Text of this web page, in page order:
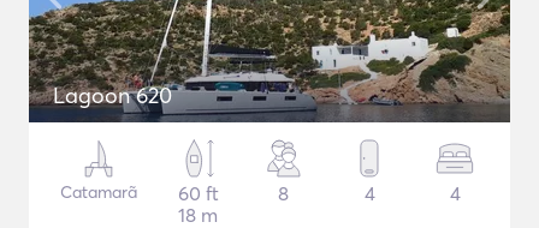
Lagoon 620
Catamarã
60 ft
18 m
8 4 4